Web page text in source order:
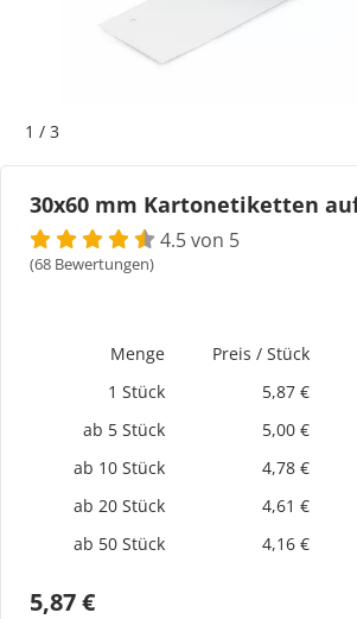
1 / 3
30x60 mm Kartonetiketten
4.5 von 5
(68 Bewertungen)
Menge Preis / Stück
1 Stück
5,87 €
ab 5 Stück
5,00 €
ab 10 Stück
4,78 €
ab 20 Stück
4,61 €
ab 50 Stück
4,16 €
5,87 €
Bogeti Etiketten
Etikettenspender
Etiketten auf Rolle
Thermotransferetiketten